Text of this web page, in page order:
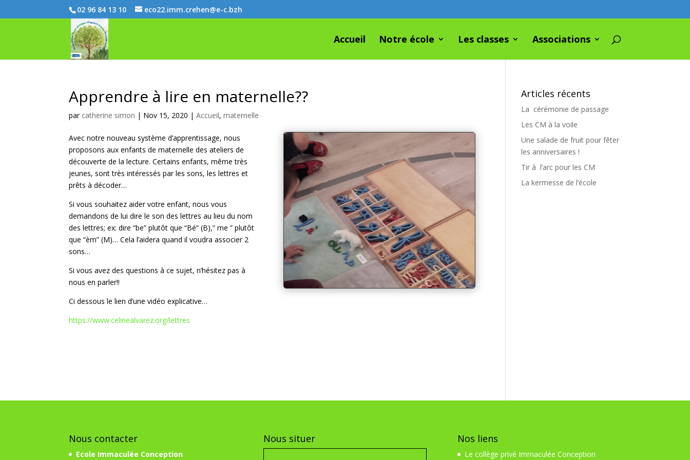
02 96 84 13 10 eco22.imm.crehen@e-c.bzh
Accueil Notre école Les classes Associations
Apprendre à lire en maternelle??
par catherine simon | Nov 15, 2020 |Accueil,maternelle
Avec notre nouveau système d’apprentissage, nous
proposons aux enfants de maternelle des ateliers de
découverte de la lecture. Certains enfants, même très
jeunes, sont très intéressés par les sons, les lettres et
prêts à décoder…
Si vous souhaitez aider votre enfant, nous vous
demandons de lui dire le son des lettres au lieu du nom
des lettres; ex: dire “be” plutôt que “Bé” (B),” me ” plutôt
que “èm” (M)… Cela l’aidera quand il voudra associer 2
sons…
Si vous avez des questions à ce sujet, n’hésitez pas à
nous en parler!!
Ci dessous le lien d’une vidéo explicative…
https://www.celinealvarez.org/lettres
Articles récents
La cérémonie de passage
Les CM à la voile
Une salade de fruit pour fêter
les anniversaires !
Tir à l’arc pour les CM
La kermesse de l’école
Nous contacter
Ecole Immaculée Conception
Nous situer Nos liens
Le collège privé Immaculée Conception